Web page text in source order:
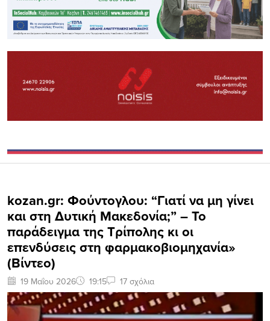
kozan.gr: Φούντογλου: “Γιατί να μη γίνει
και στη Δυτική Μακεδονία;” – Το
παράδειγμα της Τρίπολης κι οι
επενδύσεις στη φαρμακοβιομηχανία»
(Βίντεο)
19 Μαΐου 2026 19:15 17 σχόλια